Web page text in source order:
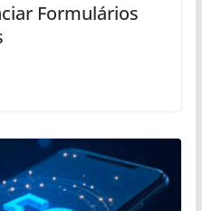
Formulários